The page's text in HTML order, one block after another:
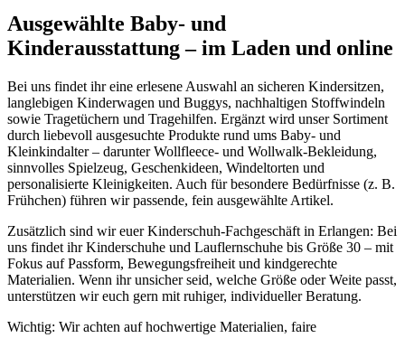
Ausgewählte Baby- und
Kinderausstattung – im Laden und online
Bei uns findet ihr eine erlesene Auswahl an sicheren Kindersitzen,
langlebigen Kinderwagen und Buggys, nachhaltigen Stoffwindeln
sowie Tragetüchern und Tragehilfen. Ergänzt wird unser Sortiment
durch liebevoll ausgesuchte Produkte rund ums Baby- und
Kleinkindalter – darunter Wollfleece- und Wollwalk-Bekleidung,
sinnvolles Spielzeug, Geschenkideen, Windeltorten und
personalisierte Kleinigkeiten. Auch für besondere Bedürfnisse (z. B.
Frühchen) führen wir passende, fein ausgewählte Artikel.
Zusätzlich sind wir euer Kinderschuh-Fachgeschäft in Erlangen: Bei
uns findet ihr Kinderschuhe und Lauflernschuhe bis Größe 30 – mit
Fokus auf Passform, Bewegungsfreiheit und kindgerechte
Materialien. Wenn ihr unsicher seid, welche Größe oder Weite passt,
unterstützen wir euch gern mit ruhiger, individueller Beratung.
Wichtig: Wir achten auf hochwertige Materialien, faire